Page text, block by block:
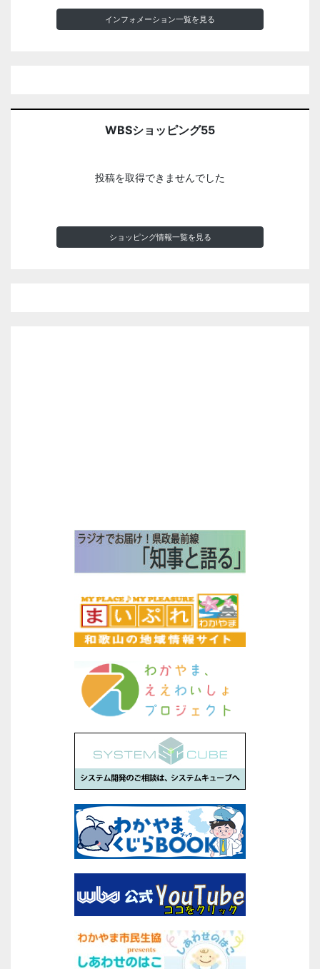
インフォメーション一覧を見る
WBSショッピング55
投稿を取得できませんでした
ショッピング情報一覧を見る